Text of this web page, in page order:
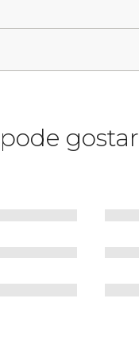
gostar